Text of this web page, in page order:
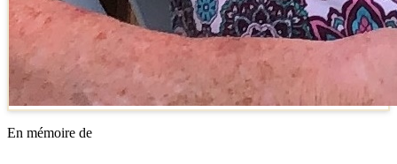
En mémoire de